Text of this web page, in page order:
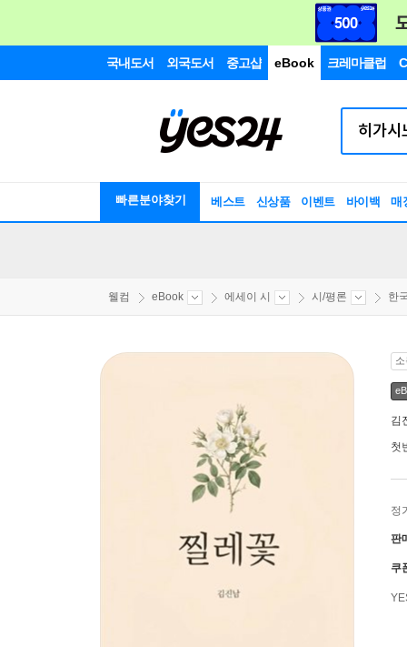
국내도서 외국도서 중고샵 eBook 크레마클럽
빠른분야찾기 베스트 신상품 이벤트 바이백 매
웰컴 eBook 에세이 시 시/평론 한
김
첫
정
판
쿠